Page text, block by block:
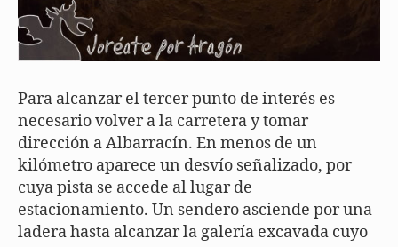
Para alcanzar el tercer punto de interés es
necesario volver a la carretera y tomar
dirección a Albarracín. En menos de un
kilómetro aparece un desvío señalizado, por
cuya pista se accede al lugar de
estacionamiento. Un sendero asciende por una
ladera hasta alcanzar la galería excavada cuyo